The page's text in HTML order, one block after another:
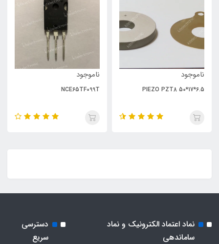
ناموجود
PIEZO PZT8 50*17*6.5
ناموجود
NCE65TF099T
نماد اعتماد الکترونیک و نماد
ساماندهی
دسترسی
سریع